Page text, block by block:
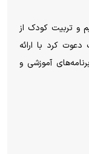
و تربیت کودک از
کرد با ارائه
آموزشی و